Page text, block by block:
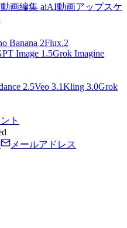
動画編集 aiAI動画アップスケ
Banana 2Flux.2
Image 1.5Grok Imagine
2.5Veo 3.1Kling 3.0Grok
ト
メールアドレス